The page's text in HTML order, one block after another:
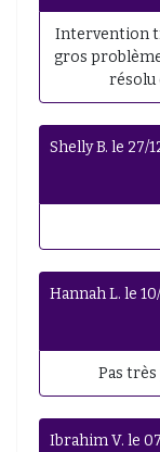
Intervention
gros
résolu
Shelly B. le 27/
Hannah L. le
Pas
Ibrahim V. le